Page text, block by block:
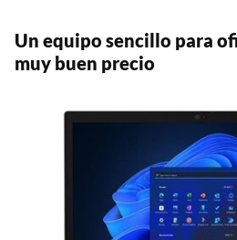
Un equipo sencillo para
muy buen precio